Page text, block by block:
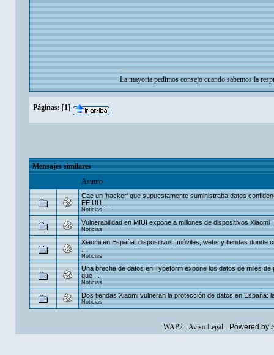
La mayoria pedimos consejo cuando sabemos la
Páginas: [1]
Mensajes similares
Asunto
Cae un 'hacker' que supuestamente suministraba datos
EE.UU....
Noticias
Vulnerabilidad en MIUI expone a millones de dispositivos Xiaomi
Noticias
Xiaomi en España: dispositivos, móviles, webs y tiendas donde
...
Noticias
Una brecha de datos en Typeform expone los datos de miles de
que ...
Noticias
Dos tiendas Xiaomi vulneran la protección de datos en España:
Noticias
WAP2-Aviso Legal- Powered by